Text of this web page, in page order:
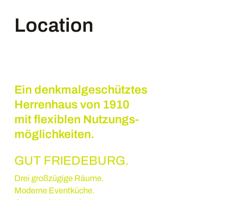
Location
Ein denkmalgeschütztes
Herrenhaus von 1910
mit flexiblen Nutzungs-
möglichkeiten.
GUT FRIEDEBURG.
Drei großzügige Räume.
Moderne Eventküche.